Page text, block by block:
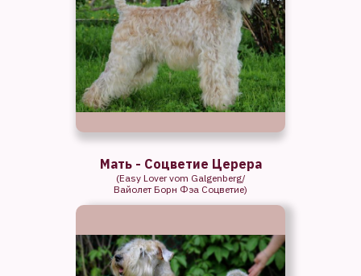
(Easy Lover vom Galgenberg/
Вайолет Борн Фэа Соцветие)
Мать - Соцветие Церера